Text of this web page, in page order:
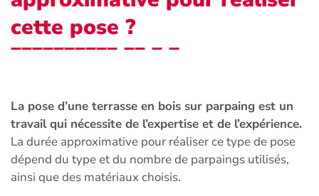
cette pose ?
La pose d’une terrasse en bois sur parpaing est un
travail qui nécessite de l’expertise et de l’expérience.
La durée approximative pour réaliser ce type de pose
dépend du type et du nombre de parpaings utilisés,
ainsi que des matériaux choisis.